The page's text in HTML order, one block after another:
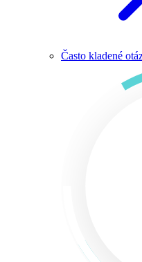
Často kladené